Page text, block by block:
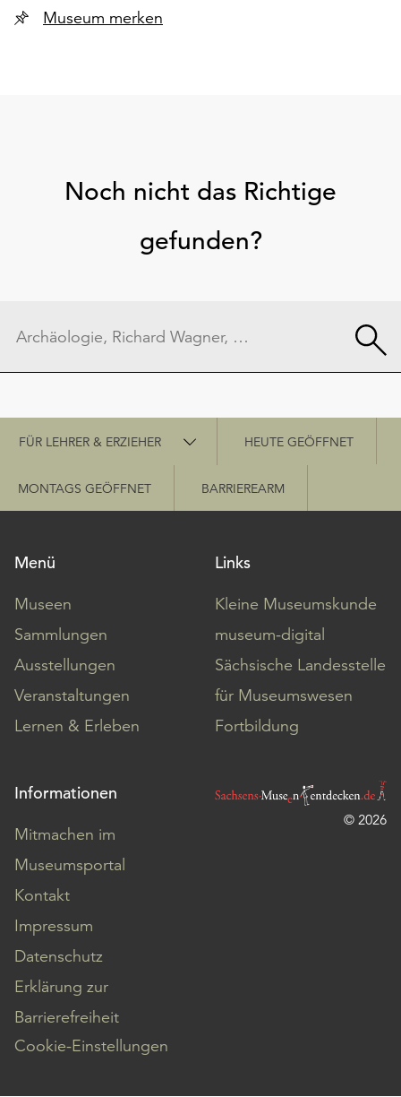
Museum merken
Noch nicht das Richtige
gefunden?
Schnellzugriff
FÜR LEHRER & ERZIEHER HEUTE GEÖFFNET
MONTAGS GEÖFFNET BARRIEREARM
Menü
Museen
Sammlungen
Ausstellungen
Veranstaltungen
Lernen & Erleben
Links
Kleine Museumskunde
museum-digital
Sächsische Landesstelle
für Museumswesen
Fortbildung
Informationen
Mitmachen im
Museumsportal
Kontakt
Impressum
Datenschutz
Erklärung zur
Barrierefreiheit
Cookie-Einstellungen
© 2026